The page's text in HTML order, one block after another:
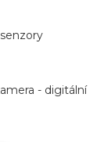
- digitální